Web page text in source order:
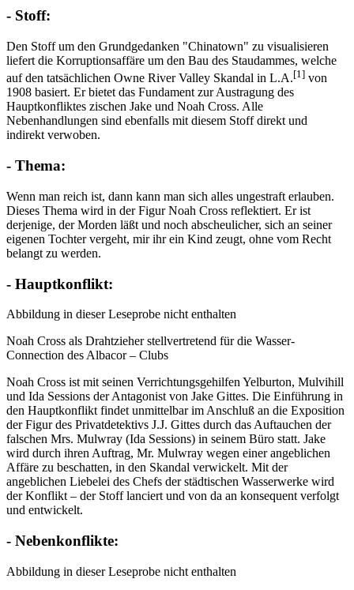
- Stoff:
Den Stoff um den Grundgedanken "Chinatown" zu visualisieren
liefert die Korruptionsaffäre um den Bau des Staudammes, welche
auf den tatsächlichen Owne River Valley Skandal in L.A.[1] von
1908 basiert. Er bietet das Fundament zur Austragung des
Hauptkonfliktes zischen Jake und Noah Cross. Alle
Nebenhandlungen sind ebenfalls mit diesem Stoff direkt und
indirekt verwoben.
- Thema:
Wenn man reich ist, dann kann man sich alles ungestraft erlauben.
Dieses Thema wird in der Figur Noah Cross reflektiert. Er ist
derjenige, der Morden läßt und noch abscheulicher, sich an seiner
eigenen Tochter vergeht, mir ihr ein Kind zeugt, ohne vom Recht
belangt zu werden.
- Hauptkonflikt:
Abbildung in dieser Leseprobe nicht enthalten
Noah Cross als Drahtzieher stellvertretend für die Wasser-
Connection des Albacor – Clubs
Noah Cross ist mit seinen Verrichtungsgehilfen Yelburton, Mulvihill
und Ida Sessions der Antagonist von Jake Gittes. Die Einführung in
den Hauptkonflikt findet unmittelbar im Anschluß an die Exposition
der Figur des Privatdetektivs J.J. Gittes durch das Auftauchen der
falschen Mrs. Mulwray (Ida Sessions) in seinem Büro statt. Jake
wird durch ihren Auftrag, Mr. Mulwray wegen einer angeblichen
Affäre zu beschatten, in den Skandal verwickelt. Mit der
angeblichen Liebelei des Chefs der städtischen Wasserwerke wird
der Konflikt – der Stoff lanciert und von da an konsequent verfolgt
und entwickelt.
- Nebenkonflikte:
Abbildung in dieser Leseprobe nicht enthalten